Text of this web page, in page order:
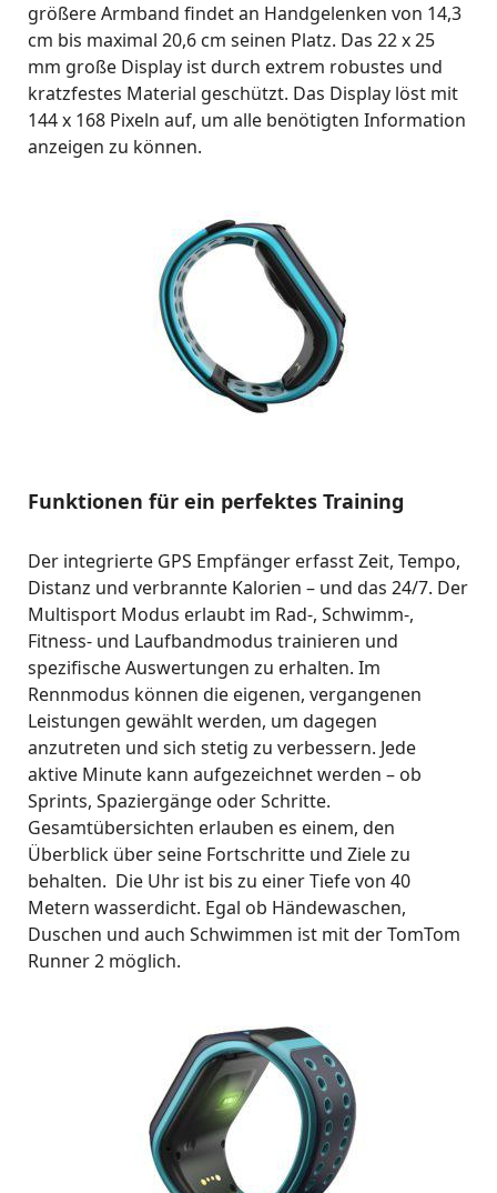
größere Armband findet an Handgelenken von 14,3
cm bis maximal 20,6 cm seinen Platz. Das 22 x 25
mm große Display ist durch extrem robustes und
kratzfestes Material geschützt. Das Display löst mit
144 x 168 Pixeln auf, um alle benötigten Information
anzeigen zu können.
Funktionen für ein perfektes Training
Der integrierte GPS Empfänger erfasst Zeit, Tempo,
Distanz und verbrannte Kalorien – und das 24/7. Der
Multisport Modus erlaubt im Rad-, Schwimm-,
Fitness- und Laufbandmodus trainieren und
spezifische Auswertungen zu erhalten. Im
Rennmodus können die eigenen, vergangenen
Leistungen gewählt werden, um dagegen
anzutreten und sich stetig zu verbessern. Jede
aktive Minute kann aufgezeichnet werden – ob
Sprints, Spaziergänge oder Schritte.
Gesamtübersichten erlauben es einem, den
Überblick über seine Fortschritte und Ziele zu
behalten. Die Uhr ist bis zu einer Tiefe von 40
Metern wasserdicht. Egal ob Händewaschen,
Duschen und auch Schwimmen ist mit der TomTom
Runner 2 möglich.